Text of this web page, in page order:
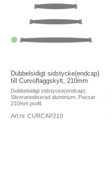
Dubbelsidigt sidstycke(endcap)
till Curvoflaggskylt, 210mm
Dubbelsidigt sidstycke(endcap).
Silveranodiserad aluminium. Passar
210mm profil.
Art nr. CURCAP210